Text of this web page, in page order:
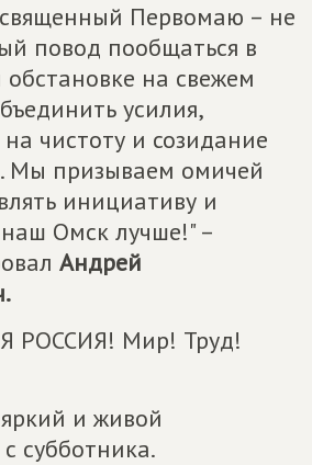
Первомаю – не
повод пообщаться в
на свежем
усилия,
чистоту и созидание
Мы призываем омичей
инициативу и
Омск лучше!" –
Андрей
РОССИЯ! Мир! Труд!
и живой
субботника.